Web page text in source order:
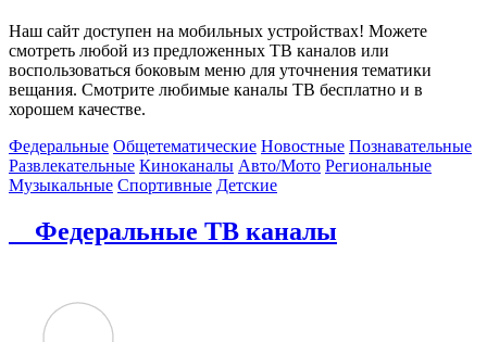
Наш сайт доступен на мобильных устройствах! Можете
смотреть любой из предложенных ТВ каналов или
воспользоваться боковым меню для уточнения тематики
вещания. Смотрите любимые каналы ТВ бесплатно и в
хорошем качестве.
Федеральные Общетематические Новостные Познавательные
Развлекательные Киноканалы Авто/Мото Региональные
Музыкальные Спортивные Детские
Федеральные ТВ каналы